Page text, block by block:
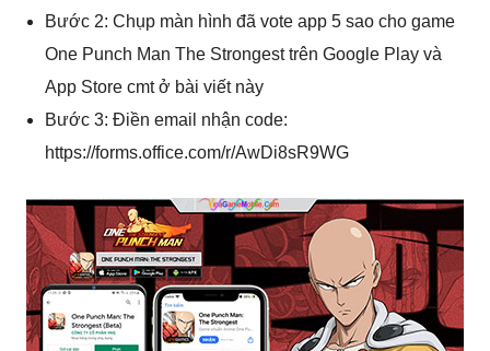
Bước 2: Chụp màn hình đã vote app 5 sao cho game
One Punch Man The Strongest trên Google Play và
App Store cmt ở bài viết này
Bước 3: Điền email nhận code:
https://forms.office.com/r/AwDi8sR9WG